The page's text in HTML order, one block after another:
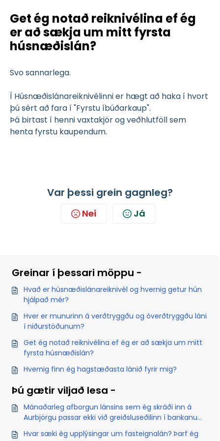
Get ég notað reiknivélina ef ég
er að sækja um mitt fyrsta
húsnæðislán?
Svo sannarlega.
Í Húsnæðislánareiknivélinni er hægt að haka í hvort
þú sért að fara í "Fyrstu íbúðarkaup".
Þá birtast í henni vaxtakjör og veðhlutföll sem
henta fyrstu kaupendum.
Var þessi grein gagnleg?
Nei Já
Greinar í þessari möppu -
Hvað er húsnæðislánareiknivél og hvernig getur hún
hjálpað mér?
Hver er munurinn á verðtryggðu og óverðtryggðu láni
í niðurstöðunum?
Get ég notað reiknivélina ef ég er að sækja um mitt
fyrsta húsnæðislán?
Hvernig finn ég hagstæðasta lánið fyrir mig?
Þú gætir viljað lesa -
Mánaðarleg afborgun lánsins sem ég skráði inn á
Aurbjörgu passar ekki við greiðsluseðilinn í bankanum
Hvar sæki ég upplýsingar um fasteignalán? Þarf ég